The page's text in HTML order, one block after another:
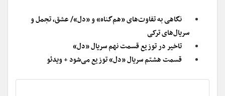
نگاهی به تفاوت‌های «هم‌گناه» و «دل»/ عشق، تجمل و
سریال‌های ترکی
تاخیر در توزیع قسمت نهم سریال «دل»
قسمت هشتم سریال «دل» توزیع می‌شود + ویدئو